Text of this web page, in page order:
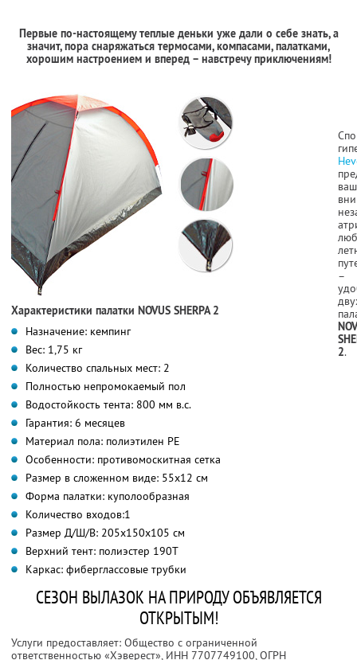
Первые по-настоящему теплые деньки уже дали о себе знать, а
значит, пора снаряжаться термосами, компасами, палатками,
хорошим настроением и вперед – навстречу приключениям!
–
2.
Характеристики палатки NOVUS SHERPA 2
Назначение: кемпинг
Вес: 1,75 кг
Количество спальных мест: 2
Полностью непромокаемый пол
Водостойкость тента: 800 мм в.с.
Гарантия: 6 месяцев
Материал пола: полиэтилен PE
Особенности: противомоскитная сетка
Размер в сложенном виде: 55х12 см
Форма палатки: куполообразная
Количество входов:1
Размер Д/Ш/В: 205х150х105 см
Верхний тент: полиэстер 190Т
Каркас: фиберглассовые трубки
СЕЗОН ВЫЛАЗОК НА ПРИРОДУ ОБЪЯВЛЯЕТСЯ
ОТКРЫТЫМ!
Услуги предоставляет: Общество с ограниченной
ответственностью «Хэверест», ИНН 7707749100, ОГРН